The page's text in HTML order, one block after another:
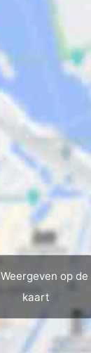
Weergeven op de
kaart